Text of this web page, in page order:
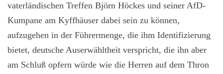
vaterländischen Treffen Björn Höckes und seiner AfD-
Kumpane am Kyffhäuser dabei sein zu können,
aufzugehen in der Führermenge, die ihm Identifizierung
bietet, deutsche Auserwähltheit verspricht, die ihn aber
am Schluß opfern würde wie die Herren auf dem Thron